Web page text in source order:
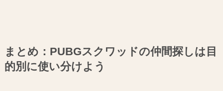
まとめ：PUBGスクワッドの仲間探しは目
的別に使い分けよう